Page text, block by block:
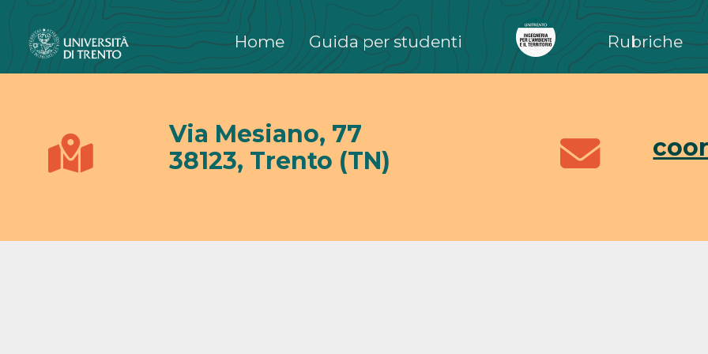
contenuto
Home Guida per studenti Rubriche
Via Mesiano, 77
38123, Trento (TN)